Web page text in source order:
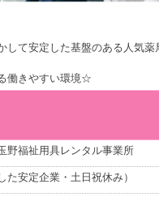
て安定した基盤のある人気薬
働きやすい環境☆
福祉用具レンタル事業所
安定企業・土日祝休み）